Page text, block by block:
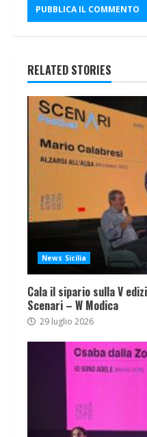
RELATED STORIES
News Sicilia
Cala il sipario sulla V
Scenari – W Modica
29 luglio 2026